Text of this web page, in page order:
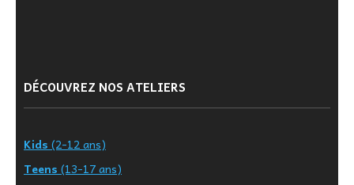
DÉCOUVREZ NOS ATELIERS
Kids (2-12 ans)
Teens (13-17 ans)